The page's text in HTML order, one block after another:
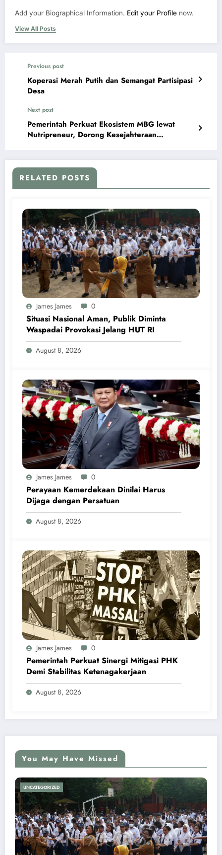
Add your Biographical Information. Edit your Profile now.
View All Posts
Previous post
Koperasi Merah Putih dan Semangat Partisipasi
Desa
Next post
Pemerintah Perkuat Ekosistem MBG lewat
Nutripreneur, Dorong Kesejahteraan
RELATED POSTS
James James 0
Situasi Nasional Aman, Publik Diminta
Waspadai Provokasi Jelang HUT RI
August 8, 2026
James James 0
Perayaan Kemerdekaan Dinilai Harus
Dijaga dengan Persatuan
August 8, 2026
James James 0
Pemerintah Perkuat Sinergi Mitigasi PHK
Demi Stabilitas Ketenagakerjaan
August 8, 2026
You May Have Missed
UNCATEGORIZED